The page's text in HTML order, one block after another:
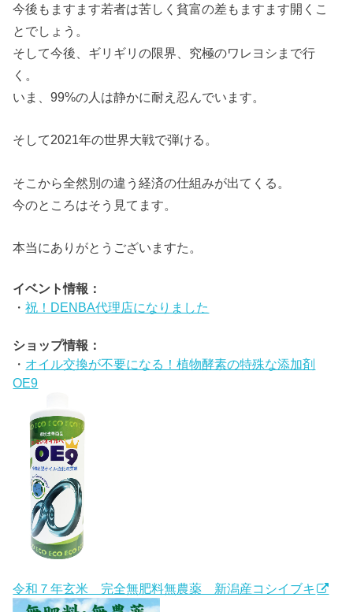
今後もますます若者は苦しく貧富の差もますます開くこ
とでしょう。
そして今後、ギリギリの限界、究極のワレヨシまで行
く。
いま、99%の人は静かに耐え忍んでいます。
そして2021年の世界大戦で弾ける。
そこから全然別の違う経済の仕組みが出てくる。
今のところはそう見てます。
本当にありがとうございますた。
イベント情報：
・祝！DENBA代理店になりました
ショップ情報：
・ オイル交換が不要になる！植物酵素の特殊な添加剤
OE9
令和７年玄米 完全無肥料無農薬 新潟産コシイブキ